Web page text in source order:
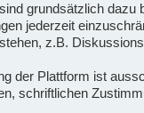
grundsätzlich dazu
jederzeit
z.B.
der Plattform ist
schriftlichen